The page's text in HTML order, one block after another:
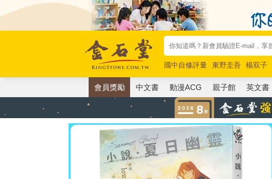
國中自修評量 東野圭吾 楊双子
唯紅花綻放
奧德賽 路邊攤新作
會員獎勵 中文書 動漫ACG 親子館 英文書